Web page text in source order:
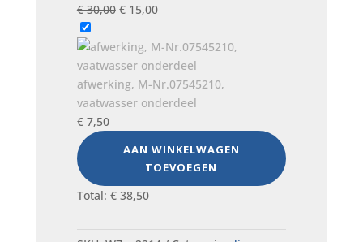
€30,00 Oorspronkelijke
was:
€ 30,00.
€15,00Huidige
is:
€ 15,00.
afwerking, M-Nr.07545210,
vaatwasser onderdeel
€7,50
AAN WINKELWAGEN
TOEVOEGEN
Total: €38,50